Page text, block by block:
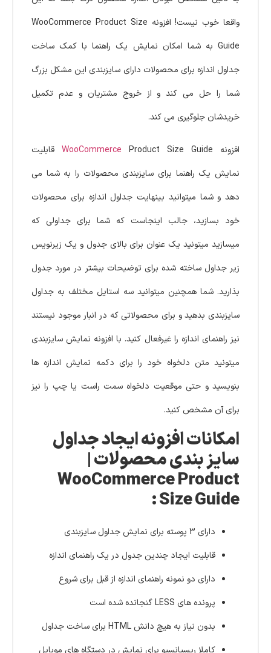
واقعا خوب نیست! افزونه WooCommerce Product Size
Guide به شما امکان نمایش یک راهنما با کمک ساخت
جداول اندازه برای محصولات دارای سایزبندی این مشکل بزرگ
شما را حل می کند و از خروج مشتریان و عدم تکمیل
خریدشان جلوگیری می کند.
افزونه WooCommerce Product Size Guide قابلیت
نمایش یک راهنما برای سایزبندی محصولات را به شما می
دهد و شما میتوانید بینهایت جداول اندازه برای محصولات
خود بسازید، جالب اینجاست که شما برای جداولی که
میسازید میتونید یک عنوان برای بالای جدول و یک زیرنویس
زیر جداول ساخته شده برای توضیحات بیشتر در مورد جدول
بذارید. شما همچنین میتوانید سه استایل مختلف به جداول
سایزبندی بدهید و برای محصولاتی که در انبار موجود نیستند
نیز راهنمای اندازه را غیرفعال کنید. با افزونه نمایش سایزبندی
میتونید متن دلخواه خود را برای دکمه نمایش اندازه ها
بنویسید و حتی موقعیت دلخواه سمت راست یا چپ را نیز
برای آن مشخص کنید.
امکانات افزونه ایجاد جداول
سایز بندی محصولات |
WooCommerce Product
Size Guide :
دارای 3 پوسته برای نمایش جداول سایزبندی
قابلیت ایجاد چندین جدول در یک راهنمای اندازه
دارای دو نمونه راهنمای اندازه از قبل برای شروع
پرونده های LESS گنجانده شده است
بدون نیاز به هیچ دانش HTML برای ساخت جداول
کاملا ریسپانسیو برای نمایش در دستگاه های موبایل